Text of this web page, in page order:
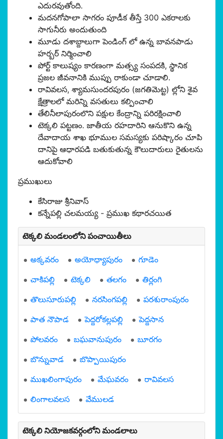
ఎదురవుతోంది.
మదనగోపాలా సాగరం పూడీక తీస్తే 300 ఎకరాలకు
సాగునీరు అందుతుంది
మూడు దశాబ్దాలుగా పెండింగ్ లో ఉన్న బావనపాడు
హర్బర్ నిర్మించాలి
పోర్ట్ కాలుష్యం కారణంగా మత్స్య సంపదకి, స్థానిక
ప్రజల జీవనానికి ముప్పు రాకుండా చూడాలి.
రావివలస, శ్యామసుందరపురం (జగతిమెట్ట) ల్లోని శైవ
క్షేత్రాలలో మరిన్ని వసతులు కల్పించాలి
తేలినీలాపురంలొని పక్షుల కేంద్రాన్ని పరిరక్షించాలి
టెక్కలి పట్టణం. జాతీయ రహదారిని ఆనుకొని ఉన్న
దేవాదాయ శాఖ భూముల సమస్యకు పరిష్కారం చూపి
దానిపై ఆధారపడి బతుకుతున్న కౌలుదారులు రైతులను
ఆదుకోవాలి
ప్రముఖులు
కేసిరాజు శ్రీనివాస్
కన్నేపల్లి చలమయ్య - ప్రముఖ కథారచయిత
టెక్కలి మండలంలోని పంచాయితీలు
అక్కవరం అయోధ్యాపురం
గూడెం
చాకిపల్లి
టెక్కలి తలగం
తిర్లంగి
తొలుసూరుపల్లి
నరసింగపల్లి
పరశురాంపురం
పాత నౌపాడ
పెద్దరోకల్లపల్లి
పెద్దసాన
పోలవరం
బఘవానుపురం
బూరగం
బొన్నువాడ
బొప్పాయిపురం
ముఖలింగాపురం
మేఘవరం
రావివలస
లింగాలవలస
వేములడ
టెక్కలి నియోజకవర్గంలోని మండలాలు